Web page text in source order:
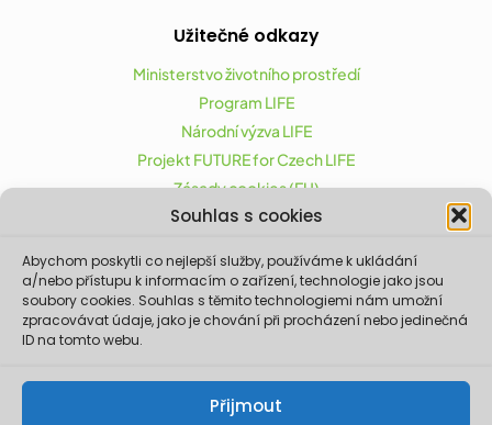
Souhlas s cookies
Abychom poskytli co nejlepší služby, používáme k ukládání
a/nebo přístupu k informacím o zařízení, technologie jako jsou
soubory cookies. Souhlas s těmito technologiemi nám umožní
zpracovávat údaje, jako je chování při procházení nebo jedinečná
ID na tomto webu.
Přijmout
Užitečné odkazy
Ministerstvo životního prostředí
Program LIFE
Národní výzva LIFE
Projekt FUTURE for Czech LIFE
Zásady cookies (EU)
Projekt FUTURE for Czech LIFE (LIFE21-CAP-CZ-LIFE
FOR CZECHIA) byl podpořen z finančního nástroje
Evropské unie LIFE.
Údaje a informace zveřejněné na těchto
Ministerstva životního prostředí a partnerů
projektu. Evropská komise není odpovědná za